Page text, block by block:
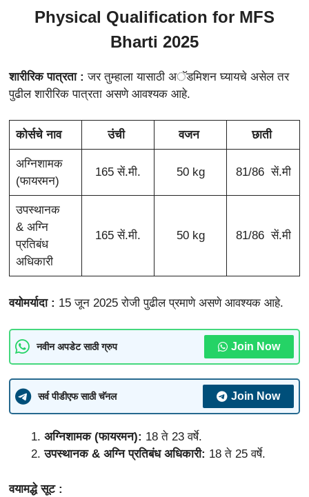
Physical Qualification for MFS
Bharti 2025
शारीरिक पात्रता : जर तुम्हाला यासाठी अॅडमिशन घ्यायचे असेल तर
पुढील शारीरिक पात्रता असणे आवश्यक आहे.
कोर्सचे नाव उंची वजन छाती
अग्निशामक
(फायरमन)
165 सें.मी. 50 kg 81/86 सें.मी
उपस्थानक
& अग्नि
प्रतिबंध
अधिकारी
165 सें.मी. 50 kg 81/86 सें.मी
वयोमर्यादा : 15 जून 2025 रोजी पुढील प्रमाणे असणे आवश्यक आहे.
नवीन अपडेट साठी ग्रुप Join Now
सर्व पीडीएफ साठी चॅनल Join Now
अग्निशामक (फायरमन): 18 ते 23 वर्षे.
उपस्थानक & अग्नि प्रतिबंध अधिकारी: 18 ते 25 वर्षे.
वयामद्धे सूट :